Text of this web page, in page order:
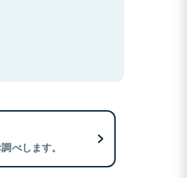
べします。